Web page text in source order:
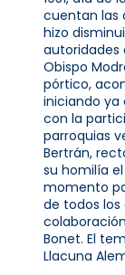
cuentan las
hizo
autoridades
Obispo
pórtico,
iniciando ya
con la
parroquias
Bertrán,
su homilía
momento
de todos los
Bonet. El
Llacuna